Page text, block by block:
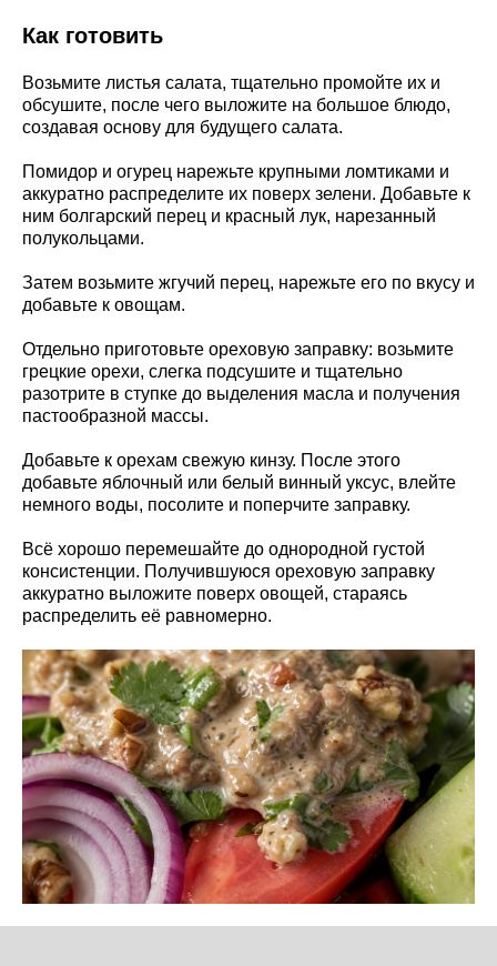
Как готовить
Возьмите листья салата, тщательно промойте их и
обсушите, после чего выложите на большое блюдо,
создавая основу для будущего салата.
Помидор и огурец нарежьте крупными ломтиками и
аккуратно распределите их поверх зелени. Добавьте к
ним болгарский перец и красный лук, нарезанный
полукольцами.
Затем возьмите жгучий перец, нарежьте его по вкусу и
добавьте к овощам.
Отдельно приготовьте ореховую заправку: возьмите
грецкие орехи, слегка подсушите и тщательно
разотрите в ступке до выделения масла и получения
пастообразной массы.
Добавьте к орехам свежую кинзу. После этого
добавьте яблочный или белый винный уксус, влейте
немного воды, посолите и поперчите заправку.
Всё хорошо перемешайте до однородной густой
консистенции. Получившуюся ореховую заправку
аккуратно выложите поверх овощей, стараясь
распределить её равномерно.